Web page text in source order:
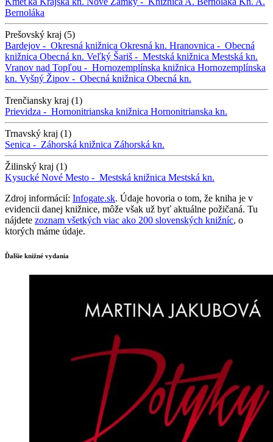
Bernoláka
Prešovský kraj (5)
Bardejov - Okresná knižnica Okresná kn. Hranovnica - Obecná
knižnica Obecná kn. Veľký Šariš - Mestská knižnica Mestská kn.
Vranov nad Topľou - Hornozemplínska knižnica Hornozemplínska
kn. Vyšný Žipov - Obecná knižnica Obecná kn.
Trenčiansky kraj (1)
Prievidza - Hornonitrianska knižnica Hornonitrianska kn.
Trnavský kraj (1)
Senica - Záhorská knižnica Záhorská kn.
Žilinský kraj (1)
Kysucké Nové Mesto - Mestská knižnica Mestská kn.
Zdroj informácií: Infogate.sk. Údaje hovoria o tom, že kniha je v
evidencii danej knižnice, môže však už byť aktuálne požičaná. Tu
nájdete zoznam všetkých viac ako 200 slovenských knižníc, o
ktorých máme údaje.
Ďalšie knižné vydania